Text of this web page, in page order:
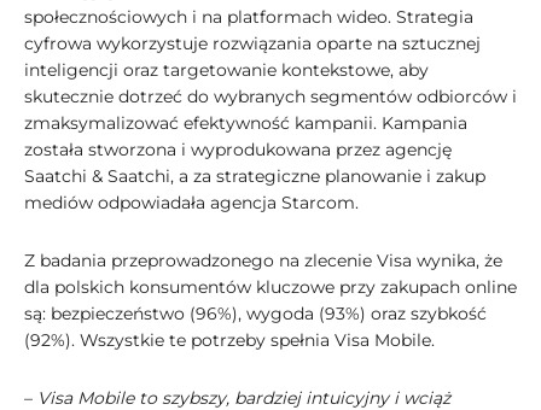
społecznościowych i na platformach wideo. Strategia
cyfrowa wykorzystuje rozwiązania oparte na sztucznej
inteligencji oraz targetowanie kontekstowe, aby
skutecznie dotrzeć do wybranych segmentów odbiorców i
zmaksymalizować efektywność kampanii. Kampania
została stworzona i wyprodukowana przez agencję
Saatchi & Saatchi, a za strategiczne planowanie i zakup
mediów odpowiadała agencja Starcom.
Z badania przeprowadzonego na zlecenie Visa wynika, że
dla polskich konsumentów kluczowe przy zakupach online
są: bezpieczeństwo (96%), wygoda (93%) oraz szybkość
(92%). Wszystkie te potrzeby spełnia Visa Mobile.
– Visa Mobile to szybszy, bardziej intuicyjny i wciąż